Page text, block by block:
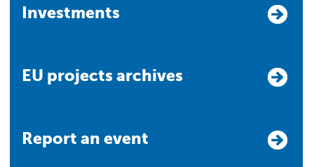
Investments
EU projects archives
Report an event